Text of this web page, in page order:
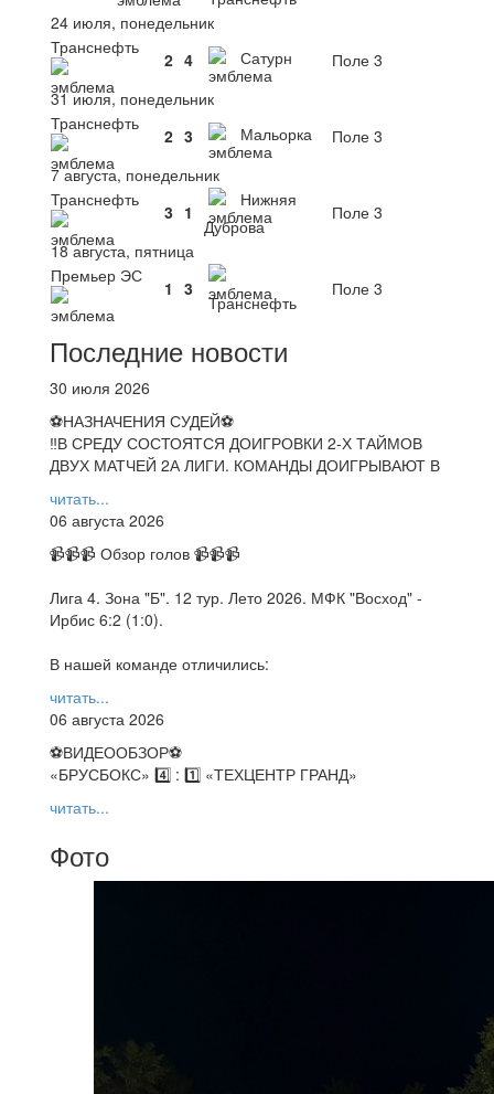
24 июля, понедельник
Транснефть
2 4 Сатурн
Поле 3
31 июля, понедельник
Транснефть
2 3 Мальорка
Поле 3
7 августа, понедельник
Транснефть
3 1
Нижняя
Дуброва
Поле 3
18 августа, пятница
Премьер ЭС
1 3
Транснефть
Поле 3
Последние новости
30 июля 2026
⚽НАЗНАЧЕНИЯ СУДЕЙ⚽
‼В СРЕДУ СОСТОЯТСЯ ДОИГРОВКИ 2-Х ТАЙМОВ
ДВУХ МАТЧЕЙ 2А ЛИГИ. КОМАНДЫ ДОИГРЫВАЮТ В
читать...
06 августа 2026
📹📹📹 Обзор голов 📹📹📹
Лига 4. Зона "Б". 12 тур. Лето 2026. МФК "Восход" -
Ирбис 6:2 (1:0).
В нашей команде отличились:
читать...
06 августа 2026
⚽️ВИДЕООБЗОР⚽️
«БРУСБОКС» 4️⃣ : 1️⃣ «ТЕХЦЕНТР ГРАНД»
читать...
Фото